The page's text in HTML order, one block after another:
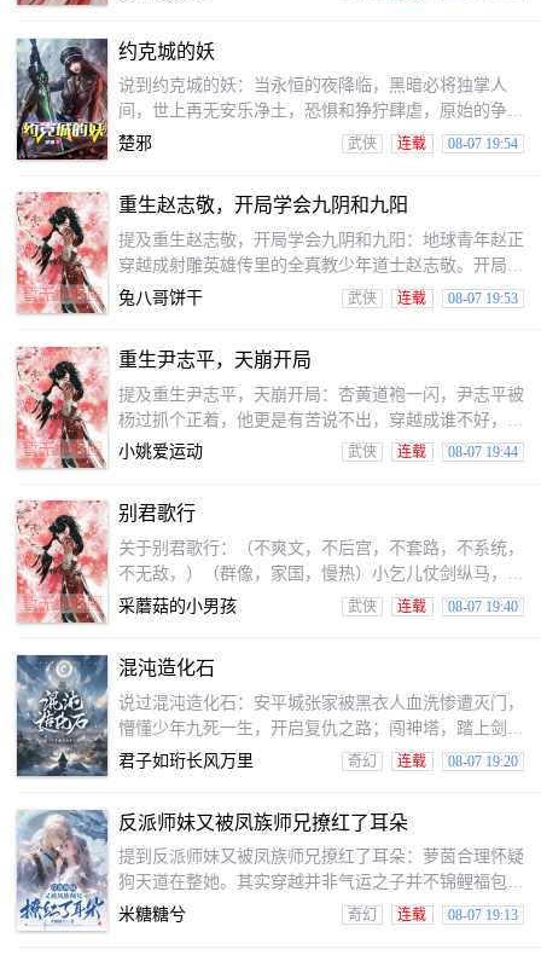
他穿越的秘密，又能否带着几个娇妻美却一直活到永
恒。叶枫从天龙开始，携手佳人，一起走向长生。本书
武功境界暂时为：三流，二流，一流，先天，宗师，大
宗师，天人，武道金丹，武道元神此书慢热，前期主角
约克城的妖
说到约克城的妖：当永恒的夜降临，黑暗必将独掌人
间，世上再无安乐净土，恐惧和狰狞肆虐，原始的争斗
开始，古老的战歌沐浴了各族的血，在城市的霓虹中自
楚邪 武侠 连载 08-07 19:54
重生赵志敬，开局学会九阴和九阳
提及重生赵志敬，开局学会九阴和九阳：地球青年赵正
穿越成射雕英雄传里的全真教少年道士赵志敬。开局学
会九阴真经！先天功，九阳神功，降龙十八掌，弹指神
意思了，黄蓉是我的，你要找我们的吧。少女李莫愁爱
有多深可爱，快来我的怀抱里，永远温柔可爱，还在变
坏！陆展元小白脸给他滚远点！穆念慈更一个好妹子，
我来保护你！会让便宜了金国小王爷杨康。蒙古公主华
兔八哥饼干 武侠 连载 08-07 19:53
重生尹志平，天崩开局
提及重生尹志平，天崩开局：杏黄道袍一闪，尹志平被
杨过抓个正着，他更是有苦说不出，穿越成谁不好，穿
越成尹志平，这就是罢了，换个时间点，哪怕早一点，
小姚爱运动 武侠 连载 08-07 19:44
别君歌行
关于别君歌行：（不爽文，不后宫，不套路，不系统，
不无敌，）（群像，家国，慢热）小乞儿仗剑纵马，走
一趟阴谋诡谲的江湖。江湖里除了春风得意马蹄疾，一
而行。
采蘑菇的小男孩 武侠 连载 08-07 19:40
混沌造化石
说过混沌造化石：安平城张家被黑衣人血洗惨遭灭门，
懵懂少年九死一生，开启复仇之路；闯神塔，踏上剑修
之旅；血之墟，习得虚空秘法；天源州，成就无上佛、
都城……一路走来，懵懂少年逐渐成为永恒之主、创世
之神。
君子如珩长风万里 奇幻 连载 08-07 19:20
反派师妹又被凤族师兄撩红了耳朵
提到反派师妹又被凤族师兄撩红了耳朵：萝茵合理怀疑
狗天道在整她。其实穿越并非气运之子并不锦鲤福包、
仙门团宠小师妹。她穿越就喜提“单挑整个世界”大反派
米糖糖兮 奇幻 连载 08-07 19:13